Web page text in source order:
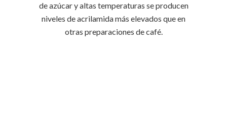
de azúcar y altas temperaturas se producen
niveles de acrilamida más elevados que en
otras preparaciones de café.